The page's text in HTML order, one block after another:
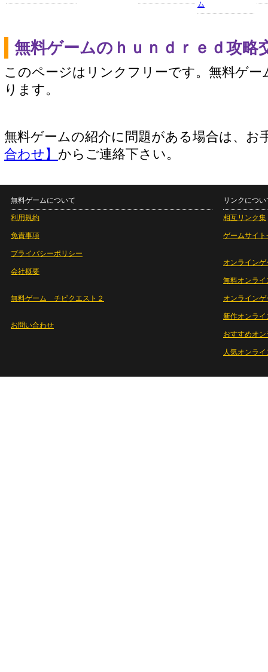
ム
無料ゲームのｈｕｎｄｒｅｄ攻略
このページはリンクフリーです。無料ゲー
ります。
無料ゲームの紹介に問題がある場合は、お
合わせ】 からご連絡下さい。
無料ゲームについて
利用規約
免責事項
プライバシーポリシー
会社概要
無料ゲーム チビクエスト２
お問い合わせ
リンクについ
相互リンク集
ゲームサイト
オンラインゲ
無料オンライ
オンライン
新作オンライ
おすすめオ
人気オンラ